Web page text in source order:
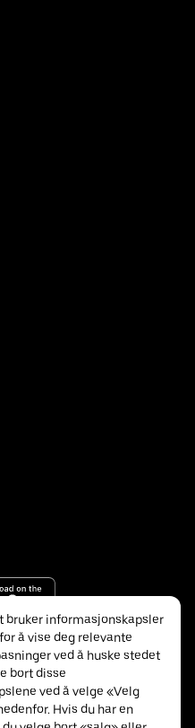
bruker informasjonskapsler
å vise deg relevante
ved å huske stedet
bort disse
ved å velge «Velg
Hvis du har en